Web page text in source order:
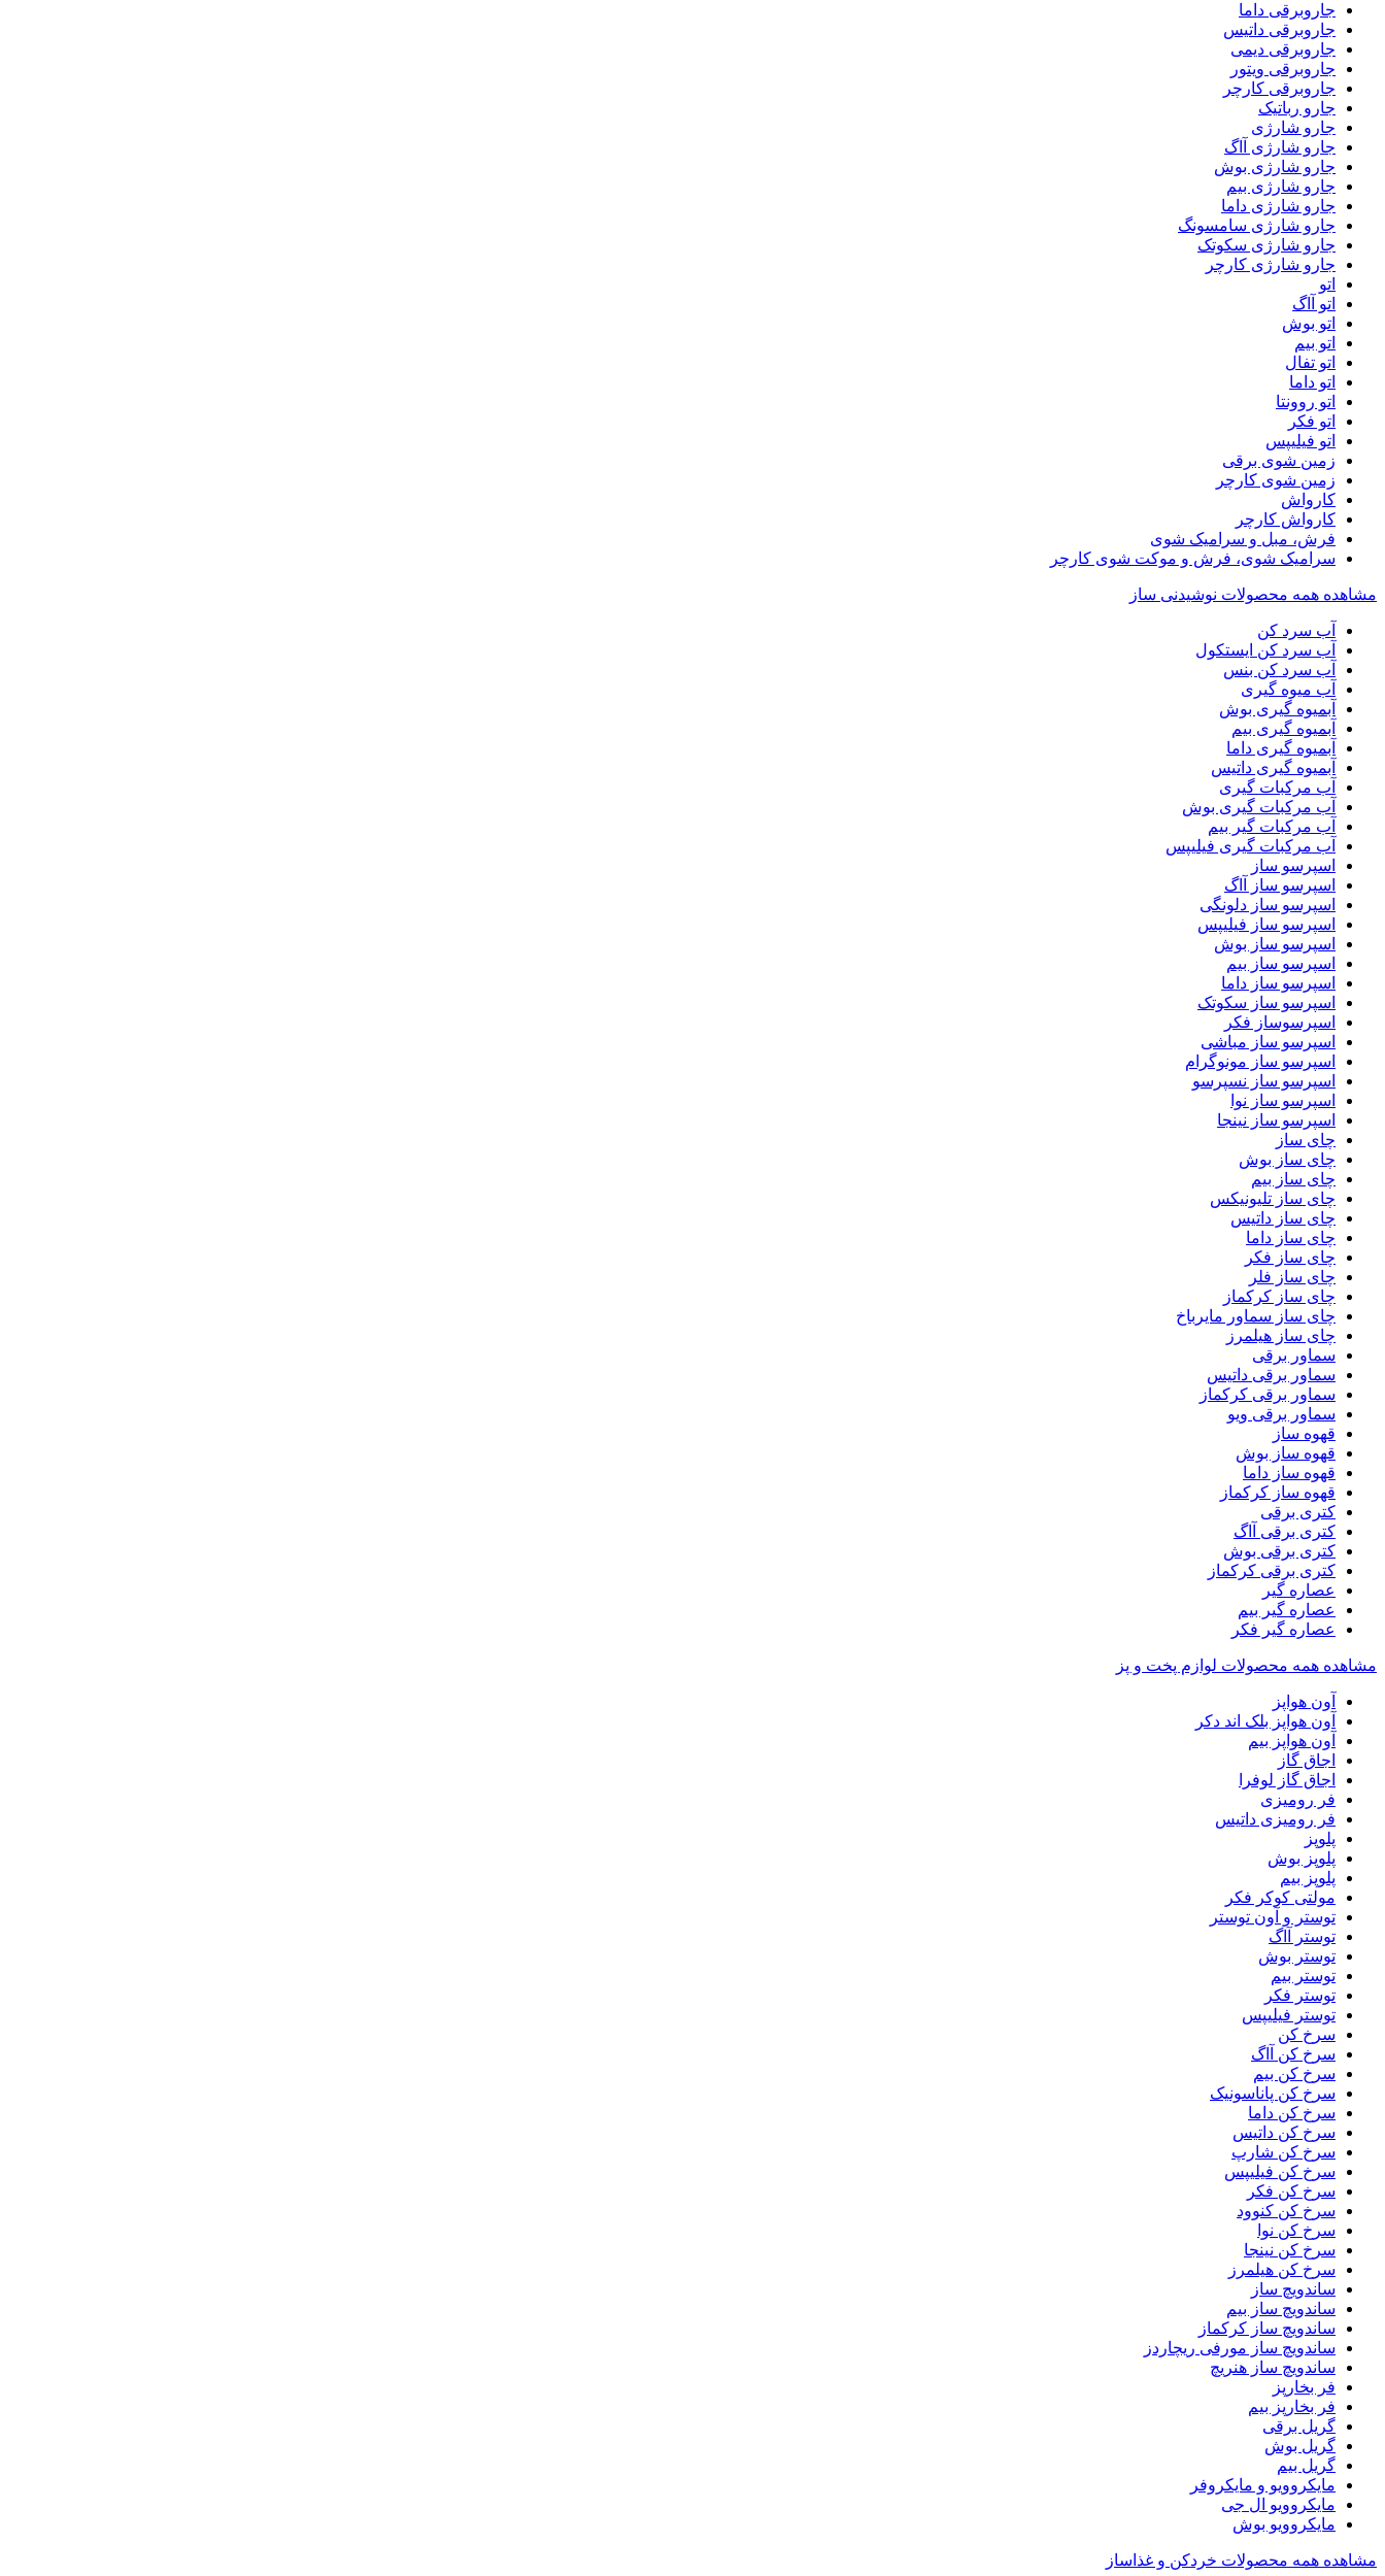
جاروبرقی داما
جاروبرقی داتیس
جاروبرقی دیمی
جاروبرقی ویتور
جاروبرقی کارچر
جارو رباتیک
جارو شارژی
جارو شارژی آاگ
جارو شارژی بوش
جارو شارژی بیم
جارو شارژی داما
جارو شارژی سامسونگ
جارو شارژی سکوتک
جارو شارژی کارچر
اتو
اتو آاگ
اتو بوش
اتو بیم
اتو تفال
اتو داما
اتو روونتا
اتو فکر
اتو فیلیپس
زمین شوی برقی
زمین شوی کارچر
کارواش
کارواش کارچر
فرش، مبل و سرامیک شوی
سرامیک شوی، فرش و موکت شوی کارچر
مشاهده همه محصولات نوشیدنی ساز
آب سرد کن
آب سرد کن ایستکول
آب سرد کن بنس
آب میوه گیری
آبمیوه گیری بوش
آبمیوه گیری بیم
آبمیوه گیری داما
آبمیوه گیری داتیس
آب مرکبات گیری
آب مرکبات گیری بوش
آب مرکبات گیر بیم
آب مرکبات گیری فیلیپس
اسپرسو ساز
اسپرسو ساز آاگ
اسپرسو ساز دلونگی
اسپرسو ساز فیلیپس
اسپرسو ساز بوش
اسپرسو ساز بیم
اسپرسو ساز داما
اسپرسو ساز سکوتک
اسپرسوساز فکر
اسپرسو ساز مباشی
اسپرسو ساز مونوگرام
اسپرسو ساز نسپرسو
اسپرسو ساز نوا
اسپرسو ساز نینجا
چای ساز
چای ساز بوش
چای ساز بیم
چای ساز تلیونیکس
چای ساز داتیس
چای ساز داما
چای ساز فکر
چای ساز فلر
چای ساز کرکماز
چای ساز سماور مایرباخ
چای ساز هیلمرز
سماور برقی
سماور برقی داتیس
سماور برقی کرکماز
سماور برقی ویو
قهوه ساز
قهوه ساز بوش
قهوه ساز داما
قهوه ساز کرکماز
کتری برقی
کتری برقی آاگ
کتری برقی بوش
کتری برقی کرکماز
عصاره گیر
عصاره گیر بیم
عصاره گیر فکر
مشاهده همه محصولات لوازم پخت و پز
آون هواپز
آون هواپز بلک اند دکر
آون هواپز بیم
اجاق گاز
اجاق گاز لوفرا
فر رومیزی
فر رومیزی داتیس
پلوپز
پلوپز بوش
پلوپز بیم
مولتی کوکر فکر
توستر و آون توستر
توستر آاگ
توستر بوش
توستر بیم
توستر فکر
توستر فیلیپس
سرخ کن
سرخ کن آاگ
سرخ کن بیم
سرخ کن پاناسونیک
سرخ کن داما
سرخ کن داتیس
سرخ کن شارپ
سرخ کن فیلیپس
سرخ کن فکر
سرخ کن کنوود
سرخ کن نوا
سرخ کن نینجا
سرخ کن هیلمرز
ساندویچ ساز
ساندویچ ساز بیم
ساندویچ ساز کرکماز
ساندویچ ساز مورفی ریچاردز
ساندویچ ساز هنریچ
فر بخارپز
فر بخارپز بیم
گریل برقی
گریل بوش
گریل بیم
مایکروویو و مایکروفر
مایکروویو ال جی
مایکروویو بوش
مشاهده همه محصولات خردکن و غذاساز